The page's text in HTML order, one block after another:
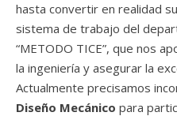
hasta convertir en realidad
sistema de trabajo del
“METODO TICE”, que nos
la ingeniería y asegurar la
Actualmente precisamos
Diseño Mecánico para